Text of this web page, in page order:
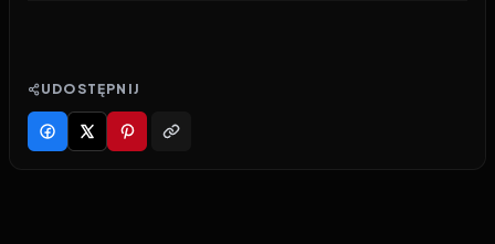
UDOSTĘPNIJ